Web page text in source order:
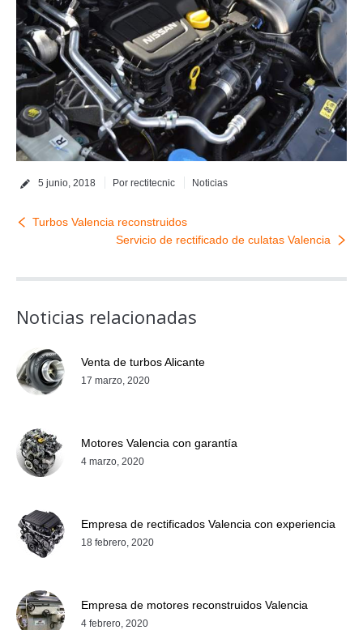
5 junio, 2018 Por rectitecnic Noticias
Turbos Valencia reconstruidos
Servicio de rectificado de culatas Valencia
Noticias relacionadas
Venta de turbos Alicante
17 marzo, 2020
Motores Valencia con garantía
4 marzo, 2020
Empresa de rectificados Valencia con experiencia
18 febrero, 2020
Empresa de motores reconstruidos Valencia
4 febrero, 2020